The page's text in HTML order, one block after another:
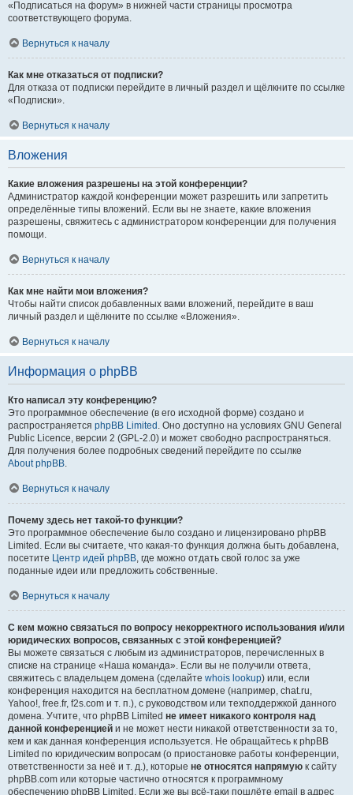
«Подписаться на форум» в нижней части страницы просмотра
соответствующего форума.
Вернуться к началу
Как мне отказаться от подписки?
Для отказа от подписки перейдите в личный раздел и щёлкните по ссылке
«Подписки».
Вернуться к началу
Вложения
Какие вложения разрешены на этой конференции?
Администратор каждой конференции может разрешить или запретить
определённые типы вложений. Если вы не знаете, какие вложения
разрешены, свяжитесь с администратором конференции для получения
помощи.
Вернуться к началу
Как мне найти мои вложения?
Чтобы найти список добавленных вами вложений, перейдите в ваш
личный раздел и щёлкните по ссылке «Вложения».
Вернуться к началу
Информация о phpBB
Кто написал эту конференцию?
Это программное обеспечение (в его исходной форме) создано и
распространяется phpBB Limited . Оно доступно на условиях GNU General
Public Licence, версии 2 (GPL-2.0) и может свободно распространяться.
Для получения более подробных сведений перейдите по ссылке
About phpBB.
Вернуться к началу
Почему здесь нет такой-то функции?
Это программное обеспечение было создано и лицензировано phpBB
Limited. Если вы считаете, что какая-то функция должна быть добавлена,
посетите Центр идей phpBB, где можно отдать свой голос за уже
поданные идеи или предложить собственные.
Вернуться к началу
С кем можно связаться по вопросу некорректного использования и/или
юридических вопросов, связанных с этой конференцией?
Вы можете связаться с любым из администраторов, перечисленных в
списке на странице «Наша команда». Если вы не получили ответа,
свяжитесь с владельцем домена (сделайте whois lookup) или, если
конференция находится на бесплатном домене (например, chat.ru,
Yahoo!, free.fr, f2s.com и т. п.), с руководством или техподдержкой данного
домена. Учтите, что phpBB Limited не имеет никакого контроля над
данной конференцией и не может нести никакой ответственности за то,
кем и как данная конференция используется. Не обращайтесь к phpBB
Limited по юридическим вопросам (о приостановке работы конференции,
ответственности за неё и т. д.), которые не относятся напрямую к сайту
phpBB.com или которые частично относятся к программному
обеспечению phpBB Limited. Если же вы всё-таки пошлёте email в адрес